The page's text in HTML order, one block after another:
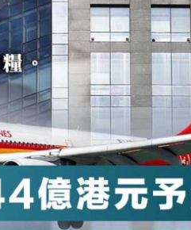
看好貿易及消費表現
」 43歲女子損失近6900萬元
近2%
CEO蔡德粦接任
最長跌勢
期 貿易順差達1125億美元
6.28萬億日圓干預創新高
彈藥庫存緊張
注未上市公司